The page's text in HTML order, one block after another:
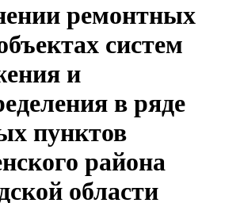
ремонтных
систем
и
в ряде
пунктов
района
области